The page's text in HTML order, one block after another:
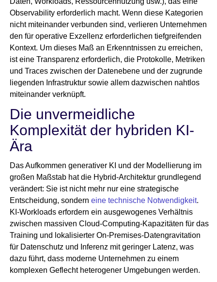
Observability erforderlich macht. Wenn diese Kategorien
nicht miteinander verbunden sind, verlieren Unternehmen
den für operative Exzellenz erforderlichen tiefgreifenden
Kontext. Um dieses Maß an Erkenntnissen zu erreichen,
ist eine Transparenz erforderlich, die Protokolle, Metriken
und Traces zwischen der Datenebene und der zugrunde
liegenden Infrastruktur sowie allem dazwischen nahtlos
miteinander verknüpft.
Die unvermeidliche
Komplexität der hybriden KI-
Ära
Das Aufkommen generativer KI und der Modellierung im
großen Maßstab hat die Hybrid-Architektur grundlegend
verändert: Sie ist nicht mehr nur eine strategische
Entscheidung, sondern eine technische Notwendigkeit.
KI-Workloads erfordern ein ausgewogenes Verhältnis
zwischen massiven Cloud-Computing-Kapazitäten für das
Training und lokalisierter On-Premises-Datengravitation
für Datenschutz und Inferenz mit geringer Latenz, was
dazu führt, dass moderne Unternehmen zu einem
komplexen Geflecht heterogener Umgebungen werden.